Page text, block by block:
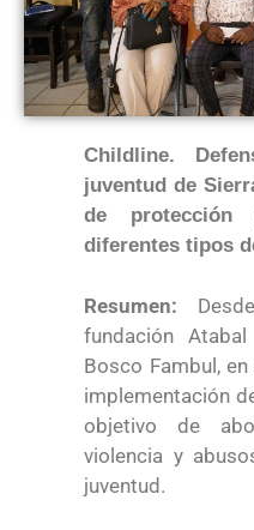
Childline.
juventud de
de
diferentes tipos
Resumen:
fundación
Bosco Fambul,
implementación
objetivo de
violencia y
juventud.